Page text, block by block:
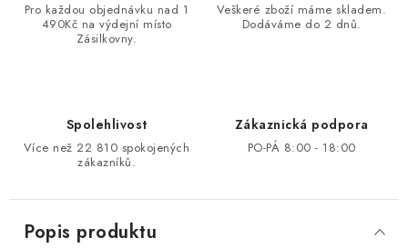
Pro každou objednávku nad 1
490Kč na výdejní místo
Zásilkovny.
Veškeré zboží máme skladem.
Dodáváme do 2 dnů.
Spolehlivost
Více než 22 810 spokojených
zákazníků.
Zákaznická podpora
PO-PÁ 8:00 - 18:00
Popis produktu